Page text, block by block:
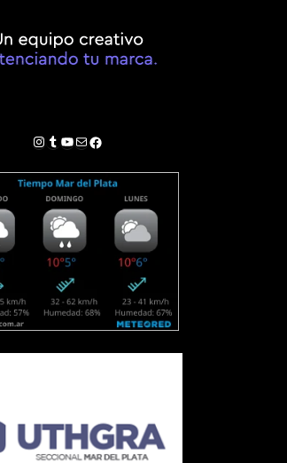
Instagram
Tumblr
YouTube
Correo electrónico
Facebook